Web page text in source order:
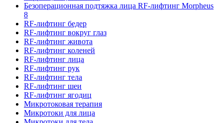
Безоперационная подтяжка лица RF-лифтинг Morpheus
8
RF-лифтинг бедер
RF-лифтинг вокруг глаз
RF-лифтинг живота
RF-лифтинг коленей
RF-лифтинг лица
RF-лифтинг рук
RF-лифтинг тела
RF-лифтинг шеи
RF-лифтинг ягодиц
Микротоковая терапия
Микротоки для лица